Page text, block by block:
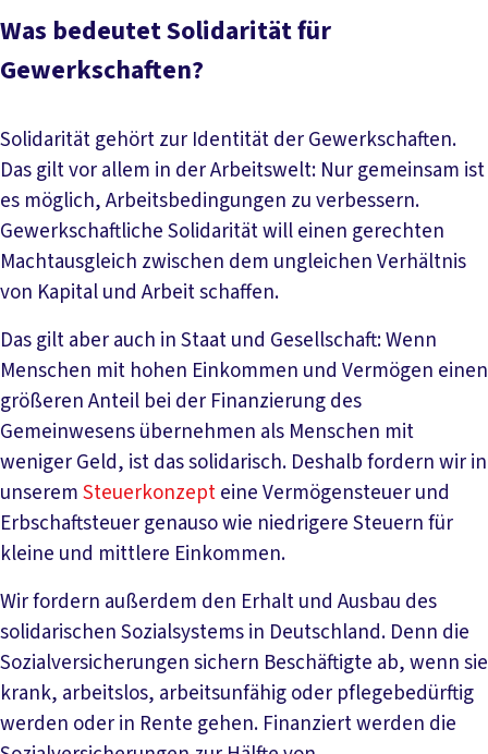
Was bedeutet Solidarität für
Gewerkschaften?
Solidarität gehört zur Identität der Gewerkschaften.
Das gilt vor allem in der Arbeitswelt: Nur gemeinsam ist
es möglich, Arbeitsbedingungen zu verbessern.
Gewerkschaftliche Solidarität will einen gerechten
Machtausgleich zwischen dem ungleichen Verhältnis
von Kapital und Arbeit schaffen.
Das gilt aber auch in Staat und Gesellschaft: Wenn
Menschen mit hohen Einkommen und Vermögen einen
größeren Anteil bei der Finanzierung des
Gemeinwesens übernehmen als Menschen mit
weniger Geld, ist das solidarisch. Deshalb fordern wir in
unseremSteuerkonzepteine Vermögensteuer und
Erbschaftsteuer genauso wie niedrigere Steuern für
kleine und mittlere Einkommen.
Wir fordern außerdem den Erhalt und Ausbau des
solidarischen Sozialsystems in Deutschland. Denn die
Sozialversicherungen sichern Beschäftigte ab, wenn sie
krank, arbeitslos, arbeitsunfähig oder pflegebedürftig
werden oder in Rente gehen. Finanziert werden die